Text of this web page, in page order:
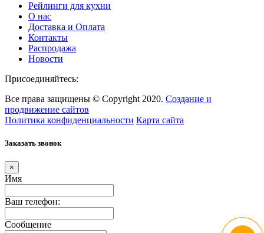
Рейлинги для кухни
О нас
Доставка и Оплата
Контакты
Распродажа
Новости
Присоединяйтесь:
Все права защищены © Copyright 2020. Создание и
продвижение сайтов
Политика конфиденциальности Карта сайта
Заказать звонок
×
Имя
Ваш телефон:
Сообщение